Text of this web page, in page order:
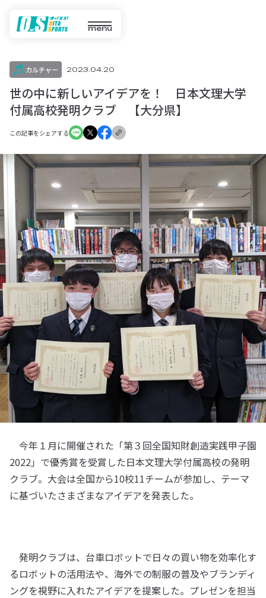
menu
カルチャー 2023.04.20
世の中に新しいアイデアを！ 日本文理大学
付属高校発明クラブ 【大分県】
この記事をシェアする
今年１月に開催された「第３回全国知財創造実践甲子園
2022」で優秀賞を受賞した日本文理大学付属高校の発明
クラブ。大会は全国から10校11チームが参加し、テーマ
に基づいたさまざまなアイデアを発表した。
発明クラブは、台車ロボットで日々の買い物を効率化す
るロボットの活用法や、海外での制服の普及やブランディ
ングを視野に入れたアイデアを提案した。プレゼンを担当